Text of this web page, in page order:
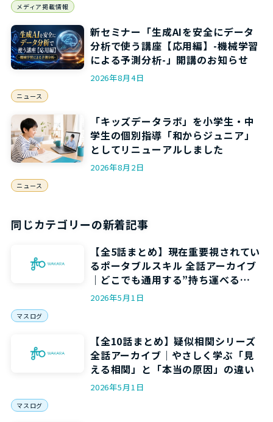
メディア掲載情報
新セミナー「生成AIを安全にデータ
分析で使う講座【応用編】-機械学習
による予測分析-」開講のお知らせ
2026年8月4日
ニュース
「キッズデータラボ」を小学生・中
学生の個別指導「和からジュニア」
としてリニューアルしました
2026年8月2日
ニュース
同じカテゴリーの新着記事
【全5話まとめ】現在重要視されてい
るポータブルスキル 全話アーカイブ
｜どこでも通用する”持ち運べる
力”を5回で身につける
2026年5月1日
マスログ
【全10話まとめ】疑似相関シリーズ
全話アーカイブ｜やさしく学ぶ「見
える相関」と「本当の原因」の違い
2026年5月1日
マスログ